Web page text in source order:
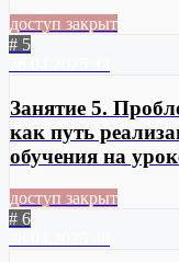
доступ закрыт
# 5
Занятие 5.
как путь
обучения на
доступ закрыт
# 6